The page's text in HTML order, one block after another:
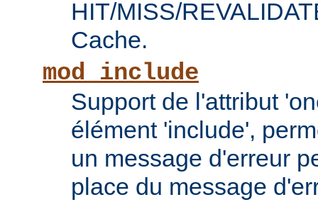
HIT/MISS/
Cache.
mod_include
Support de l'attribut
élément 'include',
un message d'erreur
place du message